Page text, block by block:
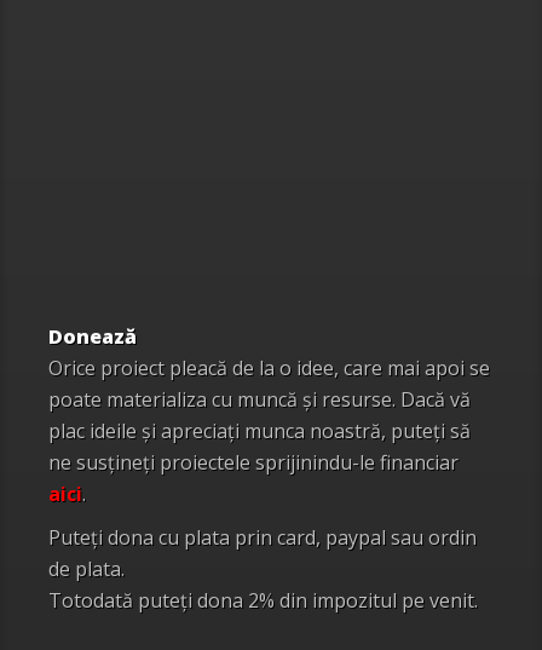
Donează
Orice proiect pleacă de la o idee, care mai apoi se
poate materializa cu muncă și resurse. Dacă vă
plac ideile și apreciați munca noastră, puteți să
ne susțineți proiectele sprijinindu-le financiar
aici.
Puteți dona cu plata prin card, paypal sau ordin
de plata.
Totodată puteți dona 2% din impozitul pe venit.